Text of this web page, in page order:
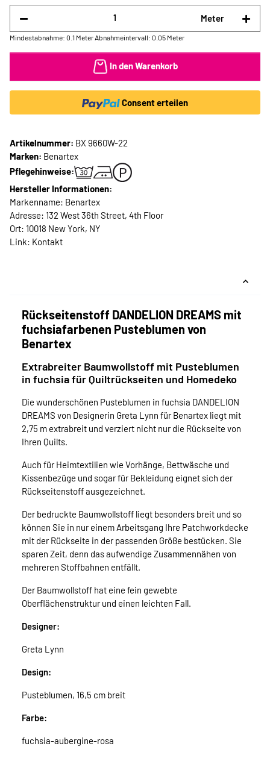
Meter
Mindestabnahme: 0.1 Meter Abnahmeintervall: 0.05 Meter
In den Warenkorb
Consent erteilen
Artikelnummer: BX 9660W-22
Marken: Benartex
Pflegehinweise:
Hersteller Informationen:
Markenname: Benartex
Adresse: 132 West 36th Street, 4th Floor
Ort: 10018 New York, NY
Link: Kontakt
Rückseitenstoff DANDELION DREAMS mit
fuchsiafarbenen Pusteblumen von
Benartex
Extrabreiter Baumwollstoff mit Pusteblumen
in fuchsia für Quiltrückseiten und Homedeko
Die wunderschönen Pusteblumen in fuchsia DANDELION
DREAMS von Designerin Greta Lynn für Benartex liegt mit
2,75 m extrabreit und verziert nicht nur die Rückseite von
Ihren Quilts.
Auch für Heimtextilien wie Vorhänge, Bettwäsche und
Kissenbezüge und sogar für Bekleidung eignet sich der
Rückseitenstoff ausgezeichnet.
Der bedruckte Baumwollstoff liegt besonders breit und so
können Sie in nur einem Arbeitsgang Ihre Patchworkdecke
mit der Rückseite in der passenden Größe bestücken. Sie
sparen Zeit, denn das aufwendige Zusammennähen von
mehreren Stoffbahnen entfällt.
Der Baumwollstoff hat eine fein gewebte
Oberflächenstruktur und einen leichten Fall.
Designer:
Greta Lynn
Design:
Pusteblumen, 16,5 cm breit
Farbe:
fuchsia-aubergine-rosa